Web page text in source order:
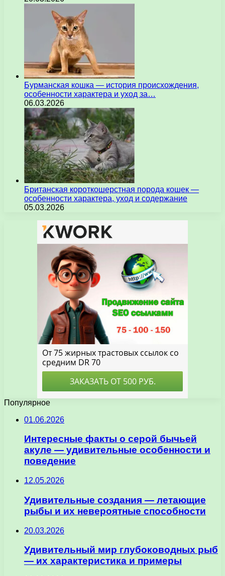
Бурманская кошка — история происхождения,
особенности характера и уход за…
06.03.2026
Британская короткошерстная порода кошек —
особенности характера, уход и содержание
05.03.2026
Популярное
01.06.2026
Интересные факты о серой бычьей
акуле — удивительные особенности и
поведение
12.05.2026
Удивительные создания — летающие
рыбы и их невероятные способности
20.03.2026
Удивительный мир глубоководных рыб
— их характеристика и примеры